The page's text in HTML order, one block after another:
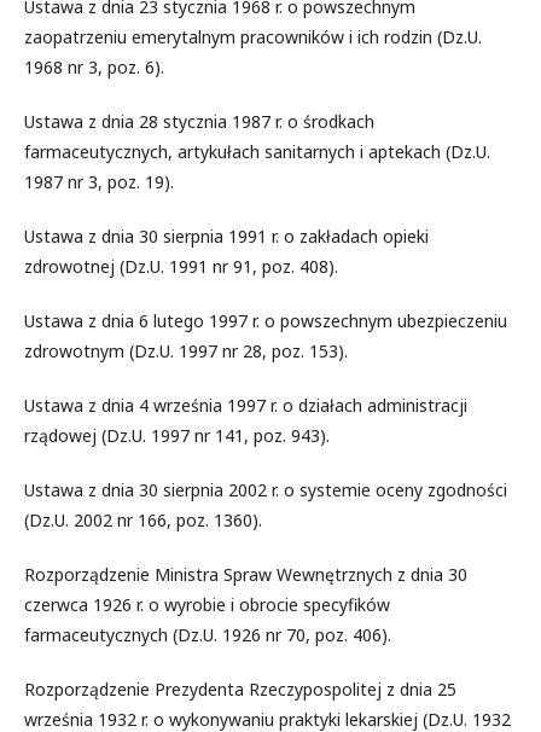
Ustawa z dnia 23 stycznia 1968 r. o powszechnym
zaopatrzeniu emerytalnym pracowników i ich rodzin (Dz.U.
1968 nr 3, poz. 6).
Ustawa z dnia 28 stycznia 1987 r. o środkach
farmaceutycznych, artykułach sanitarnych i aptekach (Dz.U.
1987 nr 3, poz. 19).
Ustawa z dnia 30 sierpnia 1991 r. o zakładach opieki
zdrowotnej (Dz.U. 1991 nr 91, poz. 408).
Ustawa z dnia 6 lutego 1997 r. o powszechnym ubezpieczeniu
zdrowotnym (Dz.U. 1997 nr 28, poz. 153).
Ustawa z dnia 4 września 1997 r. o działach administracji
rządowej (Dz.U. 1997 nr 141, poz. 943).
Ustawa z dnia 30 sierpnia 2002 r. o systemie oceny zgodności
(Dz.U. 2002 nr 166, poz. 1360).
Rozporządzenie Ministra Spraw Wewnętrznych z dnia 30
czerwca 1926 r. o wyrobie i obrocie specyfików
farmaceutycznych (Dz.U. 1926 nr 70, poz. 406).
Rozporządzenie Prezydenta Rzeczypospolitej z dnia 25
września 1932 r. o wykonywaniu praktyki lekarskiej (Dz.U. 1932